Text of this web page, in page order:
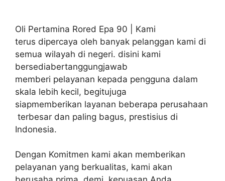
Oli Pertamina Rored Epa 90 | Kami
terus dipercaya oleh banyak pelanggan kami di
semua wilayah di negeri. disini kami
bersediabertanggungjawab
memberi pelayanan kepada pengguna dalam
skala lebih kecil, begitujuga
siapmemberikan layanan beberapa perusahaan
terbesar dan paling bagus, prestisius di
Indonesia.
Dengan Komitmen kami akan memberikan
pelayanan yang berkualitas, kami akan